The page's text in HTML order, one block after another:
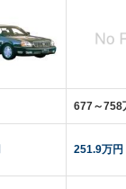
677～758
251.9万円